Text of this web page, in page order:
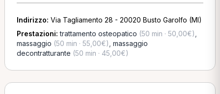
Indirizzo: Via Tagliamento 28 - 20020 Busto Garolfo (MI)
Prestazioni:trattamento osteopatico (50 min · 50,00€)
massaggio (50 min · 55,00€) massaggio
decontratturante (50 min · 45,00€)